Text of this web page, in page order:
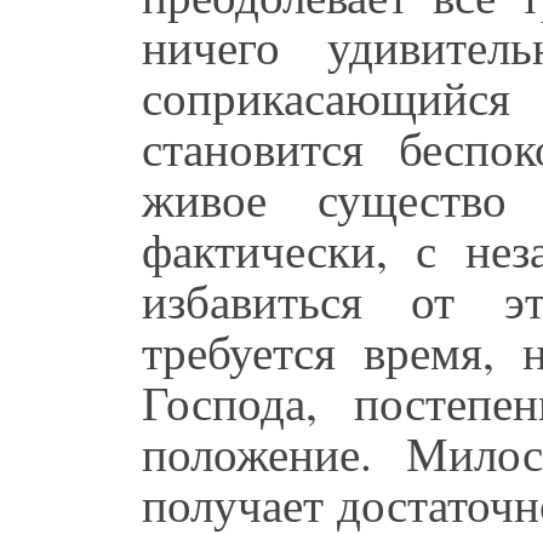
ничего
становится
живое
фактически, с
избавиться от
требуется
Господа,
положение.
получает